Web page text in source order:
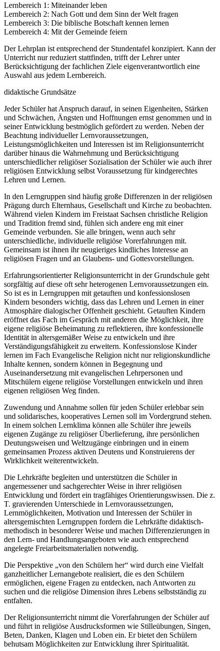
Lernbereich 1: Miteinander leben
Lernbereich 2: Nach Gott und dem Sinn der Welt fragen
Lernbereich 3: Die biblische Botschaft kennen lernen
Lernbereich 4: Mit der Gemeinde feiern
Der Lehrplan ist entsprechend der Stundentafel konzipiert. Kann der
Unterricht nur reduziert stattfinden, trifft der Lehrer unter
Berücksichtigung der fachlichen Ziele eigenverantwortlich eine
Auswahl aus jedem Lernbereich.
didaktische Grundsätze
Jeder Schüler hat Anspruch darauf, in seinen Eigenheiten, Stärken
und Schwächen, Ängsten und Hoffnungen ernst genommen und in
seiner Entwicklung bestmöglich gefördert zu werden. Neben der
Beachtung individueller Lernvoraussetzungen,
Leistungsmöglichkeiten und Interessen ist im Religionsunterricht
darüber hinaus die Wahrnehmung und Berücksichtigung
unterschiedlicher religiöser Sozialisation der Schüler wie auch ihrer
religiösen Entwicklung selbst Voraussetzung für kindgerechtes
Lehren und Lernen.
In den Lerngruppen sind häufig große Differenzen in der religiösen
Prägung durch Elternhaus, Gesellschaft und Kirche zu beobachten.
Während vielen Kindern im Freistaat Sachsen christliche Religion
und Tradition fremd sind, fühlen sich andere eng mit einer
Gemeinde verbunden. Sie alle bringen, wenn auch sehr
unterschiedliche, individuelle religiöse Vorerfahrungen mit.
Gemeinsam ist ihnen ihr neugieriges kindliches Interesse an
religiösen Fragen und an Glaubens- und Gottesvorstellungen.
Erfahrungsorientierter Religionsunterricht in der Grundschule geht
sorgfältig auf diese oft sehr heterogenen Lernvoraussetzungen ein.
So ist es in Lerngruppen mit getauften und konfessionslosen
Kindern besonders wichtig, dass das Lehren und Lernen in einer
Atmosphäre dialogischer Offenheit geschieht. Getauften Kindern
eröffnet das Fach im Gespräch mit anderen die Möglichkeit, ihre
eigene religiöse Beheimatung zu reflektieren, ihre konfessionelle
Identität in altersgemäßer Weise zu entwickeln und ihre
Verständigungsfähigkeit zu erweitern. Konfessionslose Kinder
lernen im Fach Evangelische Religion nicht nur religionskundliche
Inhalte kennen, sondern können in Begegnung und
Auseinandersetzung mit evangelischen Lehrpersonen und
Mitschülern eigene religiöse Vorstellungen entwickeln und ihren
eigenen religiösen Weg finden.
Zuwendung und Annahme sollen für jeden Schüler erlebbar sein
und solidarisches, kooperatives Lernen soll im Vordergrund stehen.
In einem solchen Lernklima können alle Schüler ihre jeweils
eigenen Zugänge zu religiöser Überlieferung, ihre persönlichen
Deutungsweisen und Weltzugänge einbringen und in einem
gemeinsamen Prozess aktiven Deutens und Konstruierens der
Wirklichkeit weiterentwickeln.
Die Lehrkräfte begleiten und unterstützen die Schüler in
angemessener und sachgerechter Weise in ihrer religiösen
Entwicklung und fördert ein tragfähiges Orientierungswissen. Die z.
T. gravierenden Unterschiede in Lernvoraussetzungen,
Lernmöglichkeiten, Motivation und Interessen der Schüler in
altersgemischten Lerngruppen fordern die Lehrkräfte didaktisch-
methodisch in besonderer Weise und machen Differenzierungen in
den Lern- und Handlungsangeboten wie auch entsprechend
angelegte Freiarbeitsmaterialien notwendig.
Die Perspektive „von den Schülern her“ wird durch eine Vielfalt
ganzheitlicher Lernangebote realisiert, die es den Schülern
ermöglichen, eigene Fragen zu entdecken, nach Antworten zu
suchen und die religiöse Dimension ihres Lebens selbstständig zu
entfalten.
Der Religionsunterricht nimmt die Vorerfahrungen der Schüler auf
und führt in religiöse Ausdrucksformen wie Stilleübungen, Singen,
Beten, Danken, Klagen und Loben ein. Er bietet den Schülern
behutsam Möglichkeiten zur Entwicklung ihrer Spiritualität.